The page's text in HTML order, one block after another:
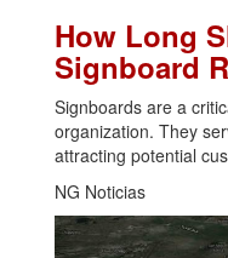
How Long
Signboard
Signboards are a
organization. They
attracting potential
NG Noticias